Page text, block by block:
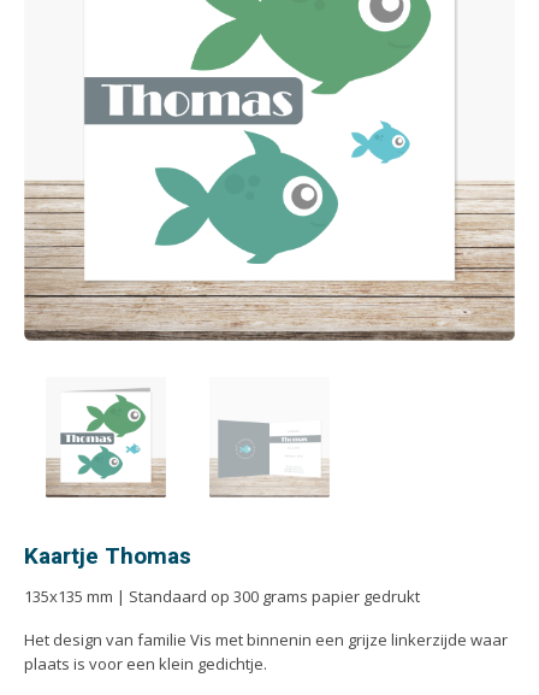
Cadeaubonnen
Certificaten/Diploma's
Doordruksets
Enveloppen
Etiketten
Folders
Foto's
Geboortekaartjes
Hand-outs/Losbladig
Kalenders
Kerstkaarten
Winkelwagen
Kaartje Thomas
135x135 mm | Standaard op 300 grams papier gedrukt
Het design van familie Vis met binnenin een grijze linkerzijde waar
plaats is voor een klein gedichtje.